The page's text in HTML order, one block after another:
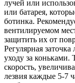
лучей или
или батарея,
ботинка.
вентилируемом
защитить их от
Регулярная
уходу за коньками.
скорость,
лезвия каждые 5-7